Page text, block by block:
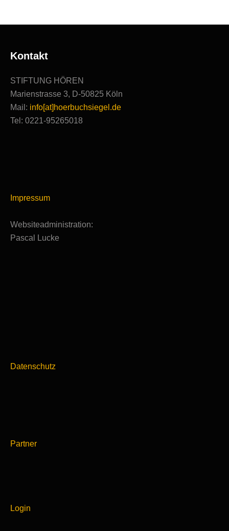
Kontakt
STIFTUNG HÖREN
Marienstrasse 3, D-50825 Köln
Mail: info[at]hoerbuchsiegel.de
Tel: 0221-95265018
Impressum
Websiteadministration:
Pascal Lucke
Datenschutz
Partner
Login